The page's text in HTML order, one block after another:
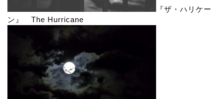
『ザ・ハリケー
ン』 The Hurricane